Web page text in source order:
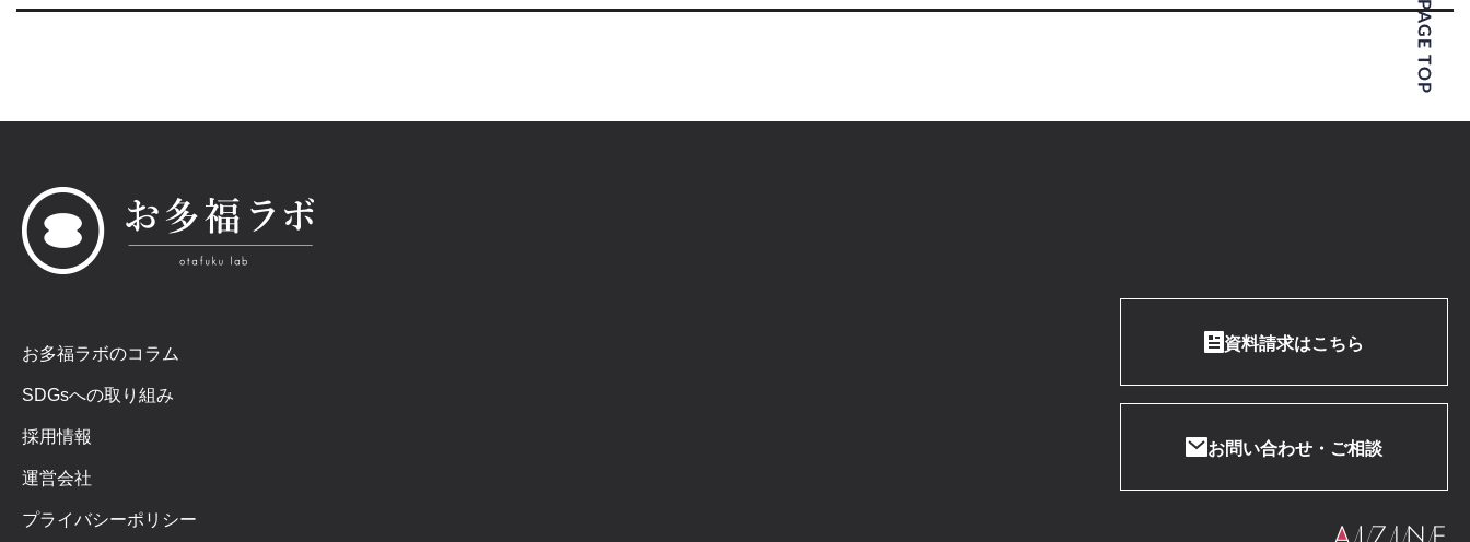
お多福ラボのコラム
SDGsへの取り組み
採用情報
運営会社
プライバシーポリシー
資料請求はこちら
お問い合わせ・ご相談